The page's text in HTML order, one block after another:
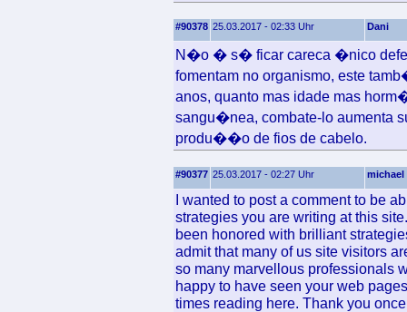
#90378 25.03.2017 - 02:33 Uhr Dani
N�o � s� ficar careca �nico
fomentam no organismo, este
anos, quanto mas idade mas
sangu�nea, combate-lo aumenta
produ��o de fios de cabelo.
#90377 25.03.2017 - 02:27 Uhr
I wanted to post a comment to be
strategies you are writing at this
been honored with brilliant
admit that many of us site visitors
so many marvellous professionals
happy to have seen your web
times reading here. Thank you